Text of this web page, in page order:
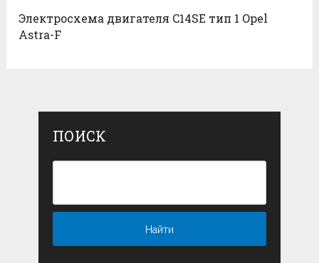
Электросхема двигателя C14SE тип 1 Opel
Astra-F
ПОИСК